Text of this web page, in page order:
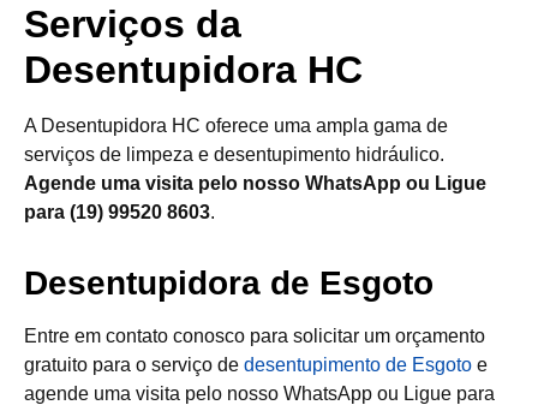
Serviços da
Desentupidora HC
A Desentupidora HC oferece uma ampla gama de
serviços de limpeza e desentupimento hidráulico.
Agende uma visita pelo nosso WhatsApp ou Ligue
para (19) 99520 8603.
Desentupidora de Esgoto
Entre em contato conosco para solicitar um orçamento
gratuito para o serviço de desentupimento de Esgoto e
agende uma visita pelo nosso WhatsApp ou Ligue para